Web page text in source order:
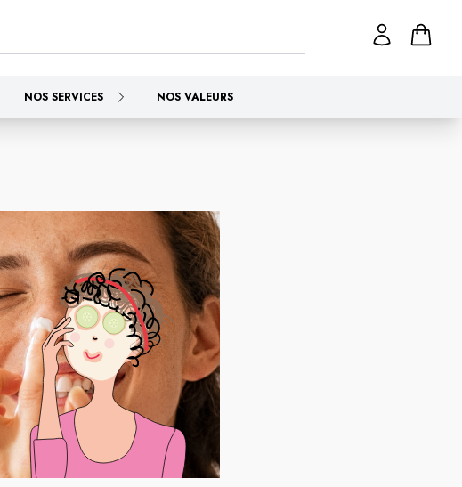
NOS SERVICES NOS VALEURS